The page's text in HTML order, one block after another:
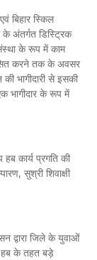
बिहार स्किल
अंतर्गत डिस्ट्रिक
के रूप में काम
करने तक के अवसर
भागीदारी से इसकी
भागीदार के रूप में
हब कार्य प्रगति की
सुश्री शिवाक्षी
द्वारा जिले के युवाओं
हब के तहत बड़े